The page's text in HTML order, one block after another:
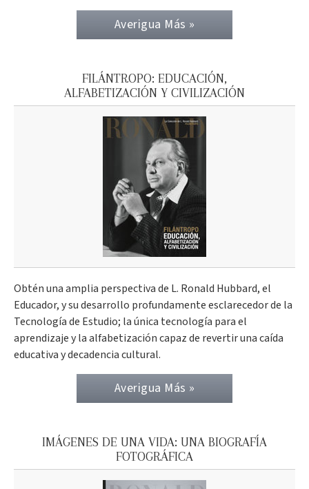
Averigua Más »
FILÁNTROPO: EDUCACIÓN,
ALFABETIZACIÓN Y CIVILIZACIÓN
Obtén una amplia perspectiva de L. Ronald Hubbard, el
Educador, y su desarrollo profundamente esclarecedor de la
Tecnología de Estudio; la única tecnología para el
aprendizaje y la alfabetización capaz de revertir una caída
educativa y decadencia cultural.
Averigua Más »
IMÁGENES DE UNA VIDA: UNA BIOGRAFÍA
FOTOGRÁFICA